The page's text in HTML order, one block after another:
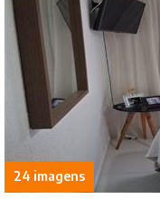
24 imagens